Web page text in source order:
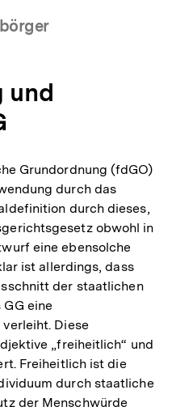
und
Grundordnung (fdGO)
durch das
durch dieses,
obwohl in
eine ebensolche
ist allerdings, dass
der staatlichen
eine
Diese
„freiheitlich“ und
Freiheitlich ist die
durch staatliche
der Menschwürde